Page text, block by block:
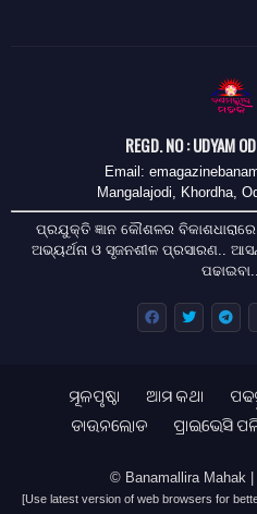
REGD. NO : UDYAM
Email:
Mangalajodi, Khordha,
ପ୍ରଯୁକ୍ତି ଜ୍ଞାନ କୌଶଳର
ଅଭ୍ୟର୍ଥନା ଓ ସୃଜନଶୀଳ ପ୍ରସାରଣ..
ପଢାଇବା..
© Banamallira Mahak
[Use latest version of web browsers for
ମୂଳପୃଷ୍ଠା ଆମ କଥା
ଡାଉନଲୋଡ
ପ୍ରାଇଭେସି